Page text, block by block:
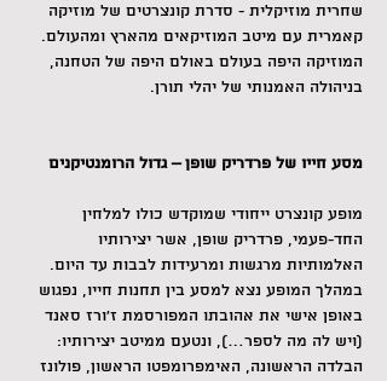
שחרית מוזיקלית - סדרת קונצרטים של מוזיקה
קאמרית עם מיטב המוזיקאים מהארץ ומהעולם.
המוזיקה היפה בעולם באולם היפה של הטחנה,
בניהולה האמנותי של יהלי תורן.
מסע חייו של פרדריק שופן – גדול הרומנטיקנים
מופע קונצרט ייחודי שמוקדש כולו למלחין
החד-פעמי, פרדריק שופן, אשר יצירותיו
האלמותיות מרגשות ומרעידות לבבות עד היום.
במהלך המופע נצא למסע בין תחנות חייו, נפגוש
באופן אישי את אהובתו המפורסמת ז’ורז סאנד
(ויש לה מה לספר…), ונטעם ממיטב יצירותיו:
הבלדה הראשונה, האימפרומפטו הראשון, פולונז